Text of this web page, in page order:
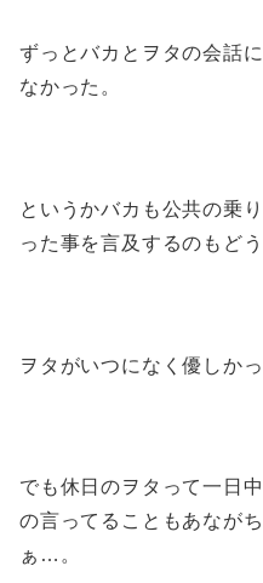
ずっとバカとヲタの会話
なかった。
というかバカも公共の乗
った事を言及するのもど
ヲタがいつになく優しか
でも休日のヲタって一日
の言ってることもあなが
ぁ…。